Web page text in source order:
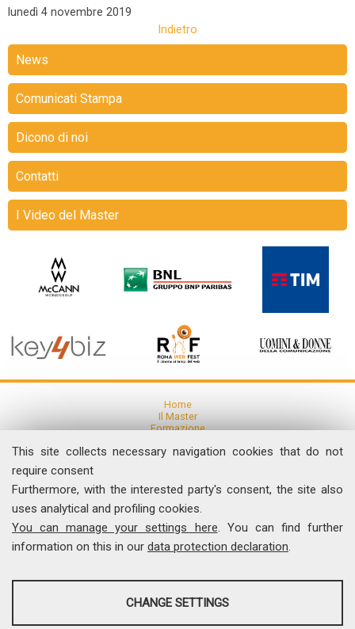
This site collects necessary navigation cookies that do not
require consent
Furthermore, with the interested party's consent, the site also
uses analytical and profiling cookies.
You can manage your settings here. You can find further
information on this in our data protection declaration.
ANALYSES
CHANGE SETTINGS
lunedì 4 novembre 2019
Indietro
News
Comunicati Stampa
Dicono di noi
Contatti
I Video del Master
Home
Il Master
Formazione
Articoli e Pubblicazioni
News
Dicono di noi
Contatti
I Video del Master
Facoltà di Economia, Via Columbia, 2 - 00133 Roma
comunicamedia@economia.uniroma2.it